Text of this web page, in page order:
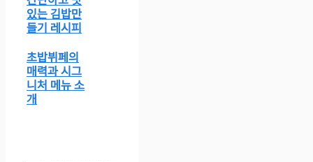
있는 김밥만
들기 레시피
초밥뷔페의
매력과 시그
니처 메뉴 소
개